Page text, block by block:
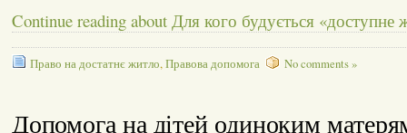
Continue reading about Для кого будується «доступне
Право на достатнє житло,Правова допомога No comments »
Допомога на дітей одиноким